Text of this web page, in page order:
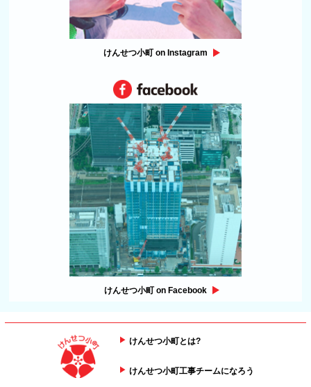
けんせつ小町 on Instagram
けんせつ小町 on Facebook
けんせつ小町とは?
けんせつ小町工事チームになろう